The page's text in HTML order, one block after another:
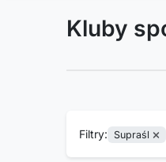
Kluby
Filtry: Supraśl